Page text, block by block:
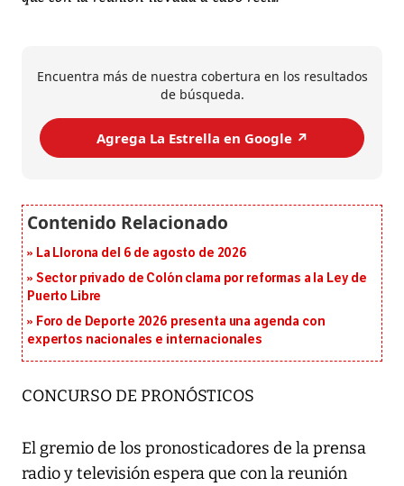
Encuentra más de nuestra cobertura en los resultados
de búsqueda.
Agrega La Estrella en Google ↗️
La Llorona del 6 de agosto de 2026
Sector privado de Colón clama por reformas a la Ley de
Puerto Libre
Foro de Deporte 2026 presenta una agenda con
expertos nacionales e internacionales
CONCURSO DE PRONÓSTICOS
El gremio de los pronosticadores de la prensa
radio y televisión espera que con la reunión